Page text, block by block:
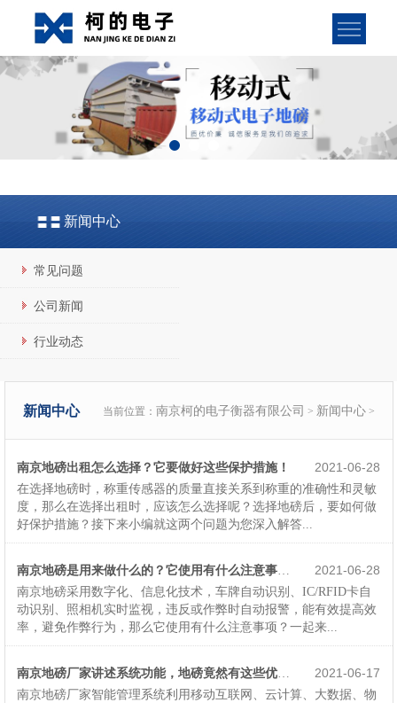
新闻中心
常见问题
公司新闻
行业动态
新闻中心 当前位置： 南京柯的电子衡器有限公司 > 新闻中心>
南京地磅出租怎么选择？它要做好这些保护措施！ 2021-06-28
在选择地磅时，称重传感器的质量直接关系到称重的准确性和灵敏
度，那么在选择出租时，应该怎么选择呢？选择地磅后，要如何做
好保护措施？接下来小编就这两个问题为您深入解答...
南京地磅是用来做什么的？它使用有什么注意事项？ 2021-06-28
南京地磅采用数字化、信息化技术，车牌自动识别、IC/RFID卡自
动识别、照相机实时监视，违反或作弊时自动报警，能有效提高效
率，避免作弊行为，那么它使用有什么注意事项？一起来...
南京地磅厂家讲述系统功能，地磅竟然有这些优势！ 2021-06-17
南京地磅厂家智能管理系统利用移动互联网、云计算、大数据、物